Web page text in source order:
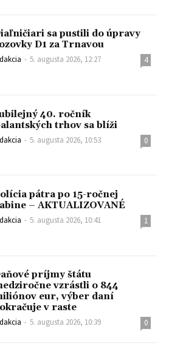
sa pustili do úpravy
D1 za Trnavou
- 5. augusta 2026, 12:27 4
40. ročník
trhov sa blíži
- 5. augusta 2026, 10:53 0
pátra po 15-ročnej
– AKTUALIZOVANÉ
- 5. augusta 2026, 10:41 1
príjmy štátu
vzrástli o 844
eur, výber daní
v raste
- 5. augusta 2026, 10:39 0